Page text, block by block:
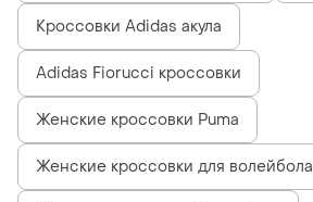
Кроссовки Adidas акула
Adidas Fiorucci кроссовки
Женские кроссовки Puma
Женские кроссовки для волейбола